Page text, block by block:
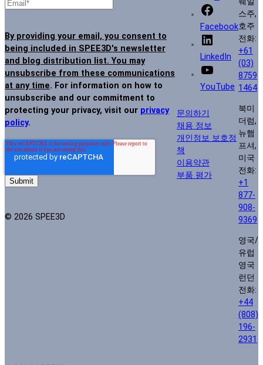
By providing your email, you consent to
being included in SPEE3D's newsletter
and blog distribution list. You may
unsubscribe from these communications
at any time. For information on how to
unsubscribe and our commitment to
protecting your privacy, visit our privacy
policy.
© 2026 SPEE3D
Facebook
LinkedIn
YouTube
문의하기
채용 정보
개인정보 보호정
책
이용약관
부품 평가
스주,
호주
전화:
+61
(03)
8759
1464
북미
더럼,
뉴햄
프셔,
미국
전화:
+1
877-
908-
9369
영국/
유럽
영국
런던
전화:
+44
(808)
196-
2931